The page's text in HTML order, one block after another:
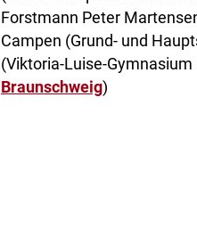
Forstmann Peter
Campen (Grund- und
(Viktoria-Luise-
Braunschweig)